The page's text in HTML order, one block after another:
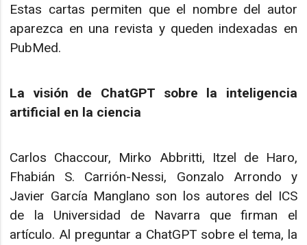
Estas cartas permiten que el nombre del autor
aparezca en una revista y queden indexadas en
PubMed.
La visión de ChatGPT sobre la inteligencia
artificial en la ciencia
Carlos Chaccour, Mirko Abbritti, Itzel de Haro,
Fhabián S. Carrión-Nessi, Gonzalo Arrondo y
Javier García Manglano son los autores del ICS
de la Universidad de Navarra que firman el
artículo. Al preguntar a ChatGPT sobre el tema, la